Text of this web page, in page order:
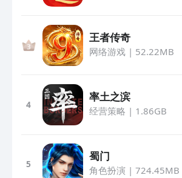
王者传奇
网络游戏| 52.22MB
4
率土之滨
经营策略 | 1.86GB
5
蜀门
角色扮演 | 724.45MB